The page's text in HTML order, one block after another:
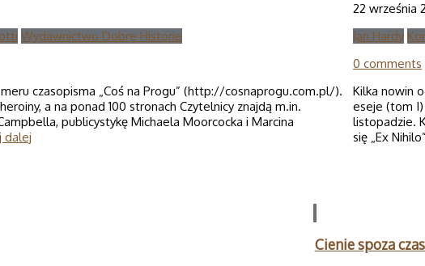
Wydawnictwo Dobre Historie
czasopisma „Coś na Progu” (http://cosnaprogu.com.pl/).
a na ponad 100 stronach Czytelnicy znajdą m.in.
publicystykę Michaela Moorcocka i Marcina
dalej
22 września
Jan Hardy
0 comments
Kilka nowin
eseje (tom
listopadzie.
się „Ex
Cienie spoza